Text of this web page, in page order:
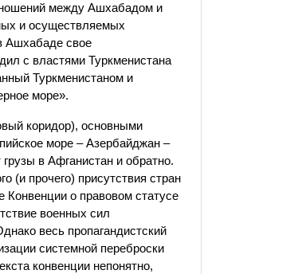
между Ашхабадом и
и осуществляемых
Ашхабаде свое
с властями Туркменистана
Туркменистаном и
море».
коридор), основными
море – Азербайджан –
в Афганистан и обратно.
(и прочего) присутствия стран
Конвенции о правовом статусе
военных сил
весь пропагандистский
системной переброски
конвенции непонятно,